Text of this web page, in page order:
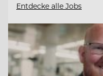
Entdecke alle Jobs